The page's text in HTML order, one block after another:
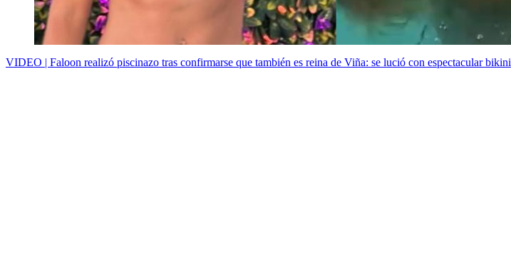
VIDEO | Faloon realizó piscinazo tras confirmarse que también es reina de Viña: se lució con espectacular bikini